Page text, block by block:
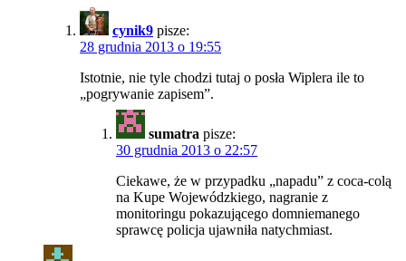
cynik9 pisze:
28 grudnia 2013 o 19:55
Istotnie, nie tyle chodzi tutaj o posła Wiplera ile to
„pogrywanie zapisem”.
sumatra pisze:
30 grudnia 2013 o 22:57
Ciekawe, że w przypadku „napadu” z coca-colą
na Kupe Wojewódzkiego, nagranie z
monitoringu pokazującego domniemanego
sprawcę policja ujawniła natychmiast.